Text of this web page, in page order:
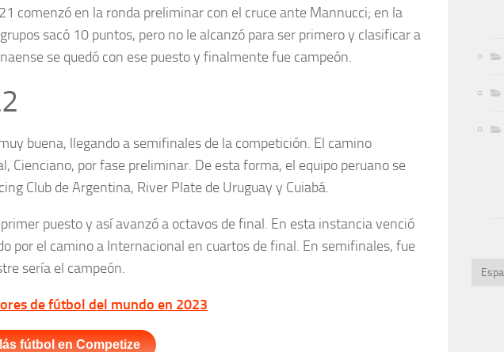
comenzó en la ronda preliminar con el cruce ante Mannucci; en la
sacó 10 puntos, pero no le alcanzó para ser primero y clasificar a
se quedó con ese puesto y finalmente fue campeón.
buena, llegando a semifinales de la competición. El camino
Cienciano, por fase preliminar. De esta forma, el equipo peruano se
Club de Argentina, River Plate de Uruguay y Cuiabá.
puesto y así avanzó a octavos de final. En esta instancia venció
por el camino a Internacional en cuartos de final. En semifinales, fue
sería el campeón.
de fútbol del mundo en 2023
fútbol en Competize
Elegir